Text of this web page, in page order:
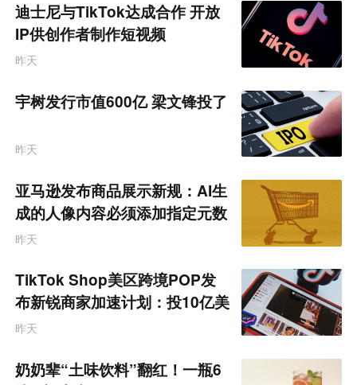
迪士尼与TikTok达成合作 开放
IP供创作者制作短视频
昨天
宇树发行市值600亿 梁文锋投了
昨天
亚马逊发布商品展示新规：AI生
成的人像内容必须添加指定元数
据
昨天
TikTok Shop美区跨境POP发
布新锐商家加速计划：投10亿美
金资源帮扶四类商家
昨天
奶奶辈“土味饮料”翻红！一瓶6